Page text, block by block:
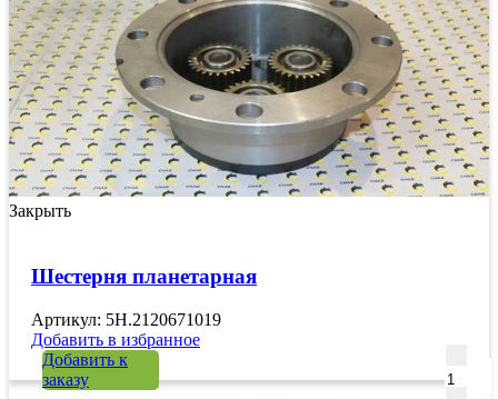
Закрыть
Шестерня планетарная
Артикул: 5H.2120671019
Добавить в избранное
Добавить к
заказу